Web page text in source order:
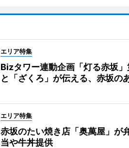
エリア特集
Bizタワー連動企画「灯る赤坂
と「ざくろ」が伝える、赤坂の
エリア特集
赤坂のたい焼き店「奥萬屋」
当や牛丼提供